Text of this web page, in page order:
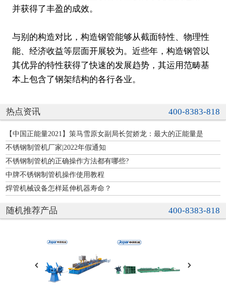
并获得了丰盈的成效。
与别的构造对比，构造钢管能够从截面特性、物理性
能、经济收益等层面开展较为。近些年，构造钢管以
其优异的特性获得了快速的发展趋势，其运用范畴基
本上包含了钢架结构的各行各业。
热点资讯 400-8383-818
【中国正能量2021】策马雪原女副局长贺娇龙：最大的正能量是
不锈钢制管机厂家|2022年假通知
不锈钢制管机的正确操作方法都有哪些?
中牌不锈钢制管机操作使用教程
焊管机械设备怎样延伸机器寿命？
随机推荐产品 400-8383-818